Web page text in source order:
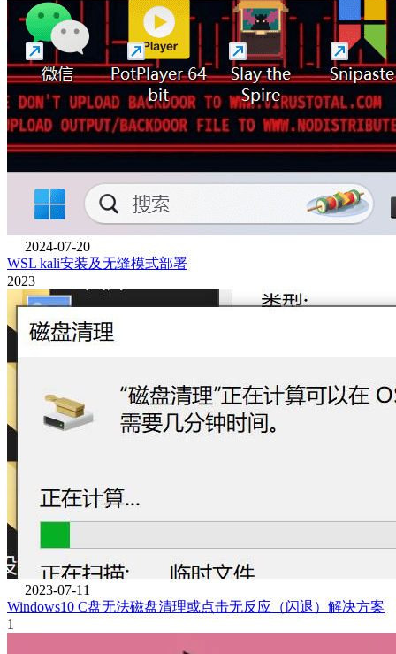
2024-07-20
WSL kali安装及无缝模式部署
2023
2023-07-11
Windows10 C盘无法磁盘清理或点击无反应（闪退）解决方案
1